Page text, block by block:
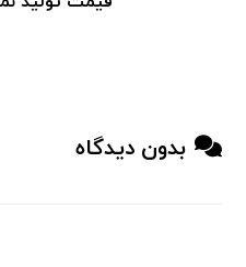
بدون دیدگاه